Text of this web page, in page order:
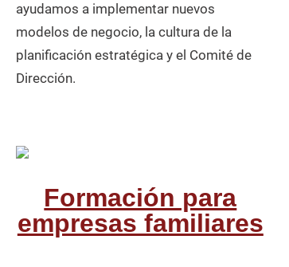
ayudamos a implementar nuevos
modelos de negocio, la cultura de la
planificación estratégica y el Comité de
Dirección.
Formación para
empresas familiares